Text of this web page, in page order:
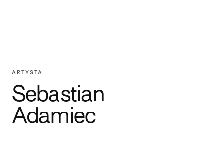
ARTYSTA
Sebastian
Adamiec